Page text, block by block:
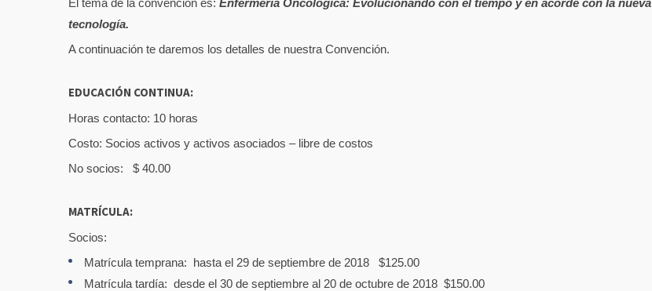
tecnología.
A continuación te daremos los detalles de nuestra Convención.
EDUCACIÓN CONTINUA:
Horas contacto: 10 horas
Costo: Socios activos y activos asociados – libre de costos
No socios: $ 40.00
MATRÍCULA:
Socios:
Matrícula temprana: hasta el 29 de septiembre de 2018 $125.00
Matrícula tardía: desde el 30 de septiembre al 20 de octubre de 2018 $150.00